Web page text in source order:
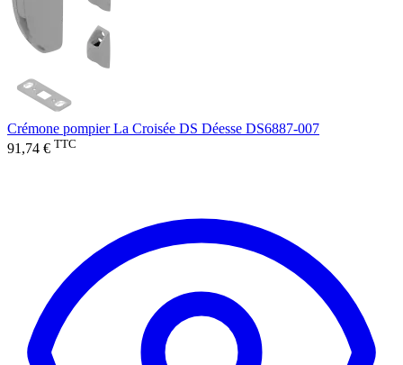
Crémone pompier La Croisée DS Déesse DS6887-007
91,74 € TTC